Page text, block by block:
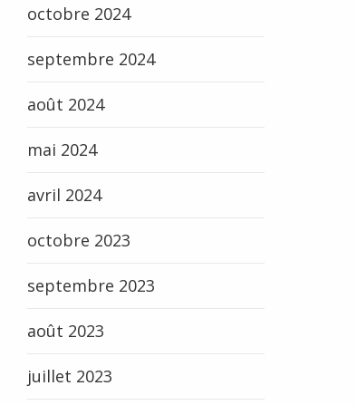
octobre 2024
septembre 2024
août 2024
mai 2024
avril 2024
octobre 2023
septembre 2023
août 2023
juillet 2023